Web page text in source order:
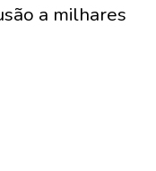
a milhares